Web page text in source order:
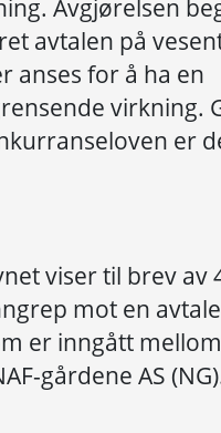
Avgjørelsen
avtalen på
anses for å ha en
virkning.
er
viser til brev av
mot en
er inngått
gårdene AS